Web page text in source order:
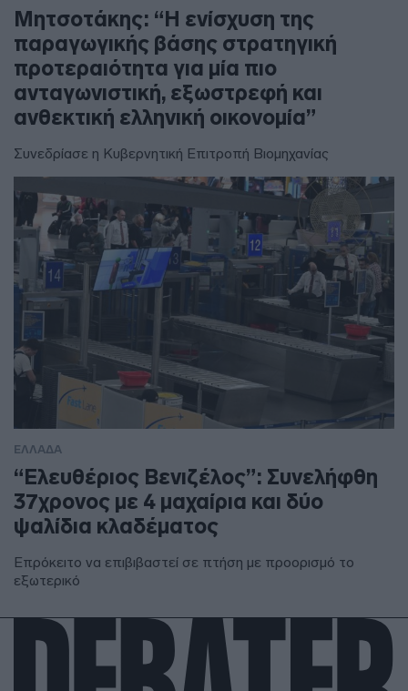
Μητσοτάκης: “Η ενίσχυση της
παραγωγικής βάσης στρατηγική
προτεραιότητα για μία πιο
ανταγωνιστική, εξωστρεφή και
ανθεκτική ελληνική οικονομία”
Συνεδρίασε η Κυβερνητική Επιτροπή Βιομηχανίας
ΕΛΛΑΔΑ
“Ελευθέριος Βενιζέλος”: Συνελήφθη
37χρονος με 4 μαχαίρια και δύο
ψαλίδια κλαδέματος
Επρόκειτο να επιβιβαστεί σε πτήση με προορισμό το
εξωτερικό